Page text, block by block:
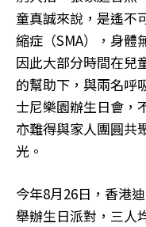
童真誠來說，是遙不
縮症（SMA），身體
因此大部分時間在兒
的幫助下，與兩名呼
士尼樂園辦生日會，
亦難得與家人團圓共
光。
今年8月26日，香港
舉辦生日派對，三人